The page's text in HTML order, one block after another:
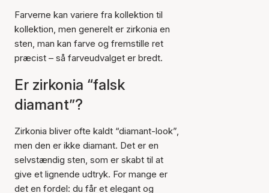
Farverne kan variere fra kollektion til
kollektion, men generelt er zirkonia en
sten, man kan farve og fremstille ret
præcist – så farveudvalget er bredt.
Er zirkonia “falsk
diamant”?
Zirkonia bliver ofte kaldt “diamant-look”,
men den er ikke diamant. Det er en
selvstændig sten, som er skabt til at
give et lignende udtryk. For mange er
det en fordel: du får et elegant og